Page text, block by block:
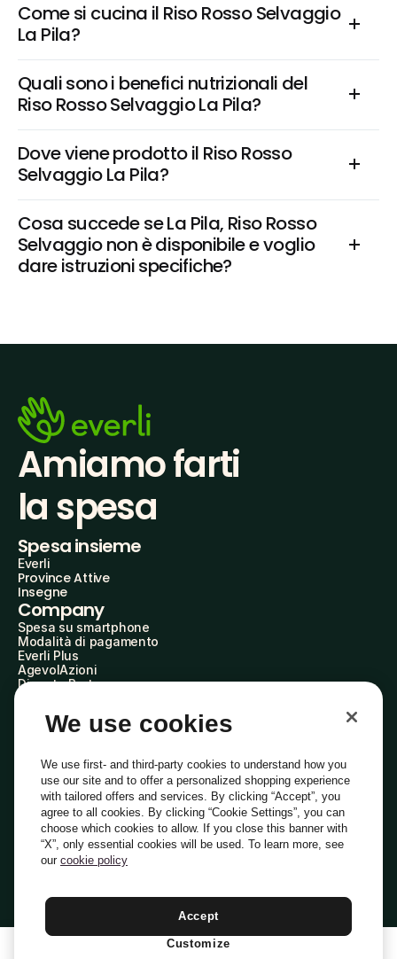
Come si cucina il Riso Rosso Selvaggio
La Pila?
Quali sono i benefici nutrizionali del
Riso Rosso Selvaggio La Pila?
Dove viene prodotto il Riso Rosso
Selvaggio La Pila?
Cosa succede se La Pila, Riso Rosso
Selvaggio non è disponibile e voglio
dare istruzioni specifiche?
Amiamo farti
la spesa
Spesa insieme
Everli
Province Attive
Insegne
Company
Spesa su smartphone
Modalità di pagamento
Everli Plus
AgevolAzioni
Diventa Partner
Everli Shoppers
About Us
Everli News
Domande frequenti
Lavora con noi
Diventa Shopper
Investitori
PrivacyCookiePreferenze Cookie
Termini e CondizioniCodice Etico
Indirizzo PEC: everli@pec.it - indirizzo DPO: dpo@everli.com
Italiano
We use cookies
We use first- and third-party cookies to understand how you
use our site and to offer a personalized shopping experience
with tailored offers and services. By clicking “Accept”, you
agree to all cookies. By clicking “Cookie Settings”, you can
choose which cookies to allow. If you close this banner with
“X”, only essential cookies will be used. To learn more, see
our cookie policy
Accept
Customize